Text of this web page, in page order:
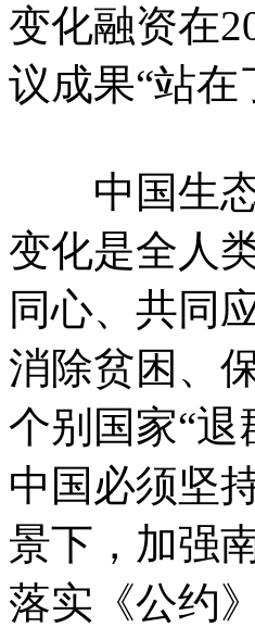
变化融资在
议成果“站在
中国生态
变化是全人
同心、共同
消除贫困、
个别国家“
中国必须坚
景下，加强
落实《公约